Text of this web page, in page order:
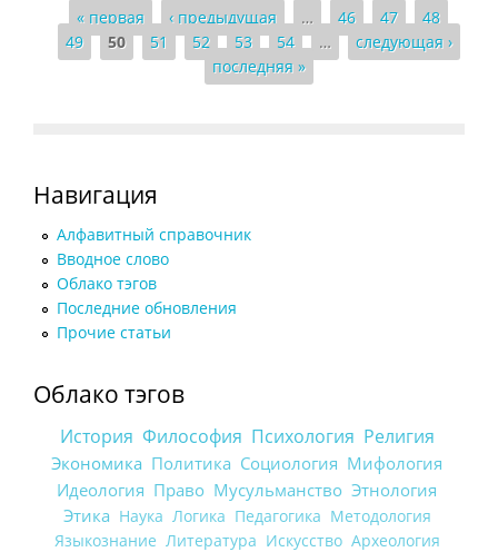
Страницы
« первая ‹ предыдущая … 46 47
48
49
50 51 52 53 54 …
следующая ›
последняя »
Навигация
Алфавитный справочник
Вводное слово
Облако тэгов
Последние обновления
Прочие статьи
Облако тэгов
История Философия Психология Религия
Экономика Политика Социология Мифология
Идеология Право Мусульманство Этнология
Этика Наука Логика Педагогика Методология
Языкознание Литература Искусство Археология